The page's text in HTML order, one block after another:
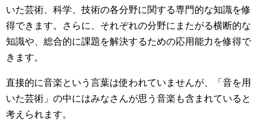
いた芸術、科学、技術の各分野に関する専門的な知識を修
得できます。さらに、それぞれの分野にまたがる横断的な
知識や、総合的に課題を解決するための応用能力を修得で
きます。
直接的に音楽という言葉は使われていませんが、「音を用
いた芸術」の中にはみなさんが思う音楽も含まれていると
考えられます。